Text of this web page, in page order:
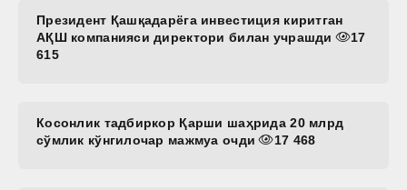
Президент Қашқадарёга инвестиция киритган
АҚШ компанияси директори билан учрашди
17
615
Косонлик тадбиркор Қарши шаҳрида 20 млрд
сўмлик кўнгилочар мажмуа очди
17 468